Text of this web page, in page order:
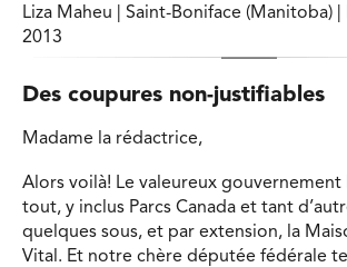
Liza Maheu | Saint-Boniface (Manitoba)
2013
Des coupures non-justifiables
Madame la rédactrice,
Alors voilà! Le valeureux gouvernement
tout, y inclus Parcs Canada et tant
quelques sous, et par extension, la
Vital. Et notre chère députée fédérale